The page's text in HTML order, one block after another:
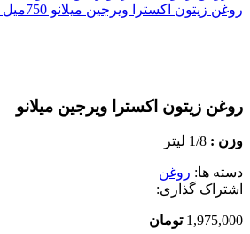
روغن زیتون اکسترا ویرجین میلانو 750میل
روغن زیتون اکسترا ویرجین میلانو
وزن :
دسته ها: روغن
اشتراک گذاری:
1,975,000 تومان